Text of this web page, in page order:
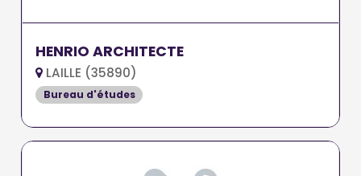
HENRIO ARCHITECTE
LAILLE (35890)
Bureau d'études